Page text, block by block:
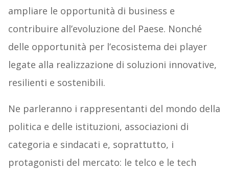
ampliare le opportunità di business e
contribuire all’evoluzione del Paese. Nonché
delle opportunità per l’ecosistema dei player
legate alla realizzazione di soluzioni innovative,
resilienti e sostenibili.
Ne parleranno i rappresentanti del mondo della
politica e delle istituzioni, associazioni di
categoria e sindacati e, soprattutto, i
protagonisti del mercato: le telco e le tech